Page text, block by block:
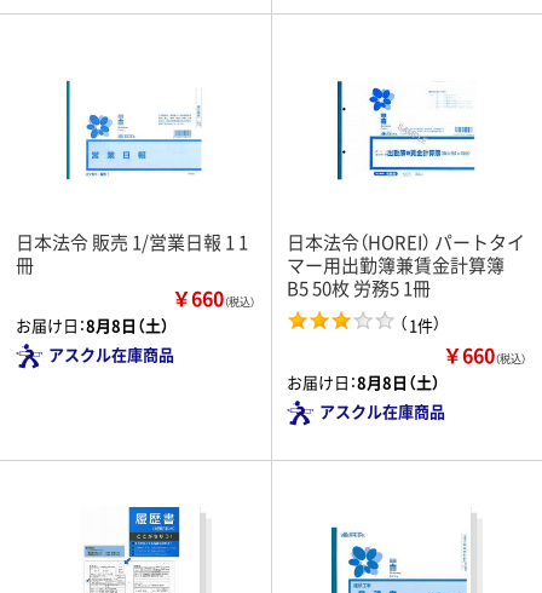
日本法令 販売 1/営業日報 1 1
冊
￥660（税込）
お届け日：8月8日（土）
アスクル在庫商品
日本法令（HOREI） パートタイ
マー用出勤簿兼賃金計算簿
B5 50枚 労務5 1冊
（1件）
￥660（税込）
お届け日：8月8日（土）
アスクル在庫商品